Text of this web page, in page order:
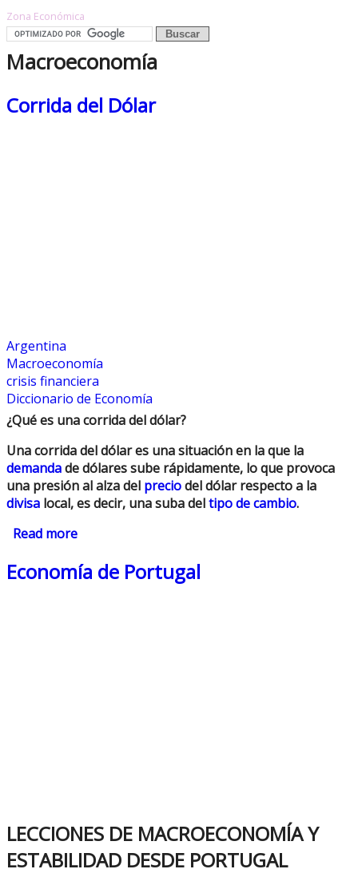
Zona Económica
Macroeconomía
Corrida del Dólar
Argentina
Macroeconomía
crisis financiera
Diccionario de Economía
¿Qué es una corrida del dólar?
Una corrida del dólar es una situación en la que la
demandade dólares sube rápidamente, lo que provoca
una presión al alza del preciodel dólar respecto a la
divisa local, es decir, una suba deltipo de cambio.
Read more
Economía de Portugal
LECCIONES DE MACROECONOMÍA Y
ESTABILIDAD DESDE PORTUGAL